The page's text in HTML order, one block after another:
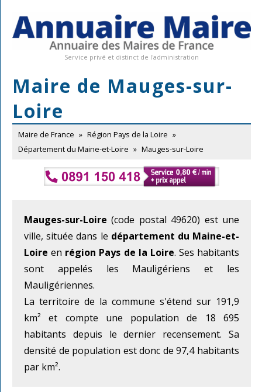
Service privé et distinct de l'administration
Maire de Mauges-sur-
Loire
Maire de France » Région Pays de la Loire »
Département du Maine-et-Loire » Mauges-sur-Loire
Mauges-sur-Loire (code postal 49620) est une
ville, située dans le département du Maine-et-
Loire en région Pays de la Loire. Ses habitants
sont appelés les Mauligériens et les
Mauligériennes.
La territoire de la commune s'étend sur 191,9
km² et compte une population de 18 695
habitants depuis le dernier recensement. Sa
densité de population est donc de 97,4 habitants
par km².